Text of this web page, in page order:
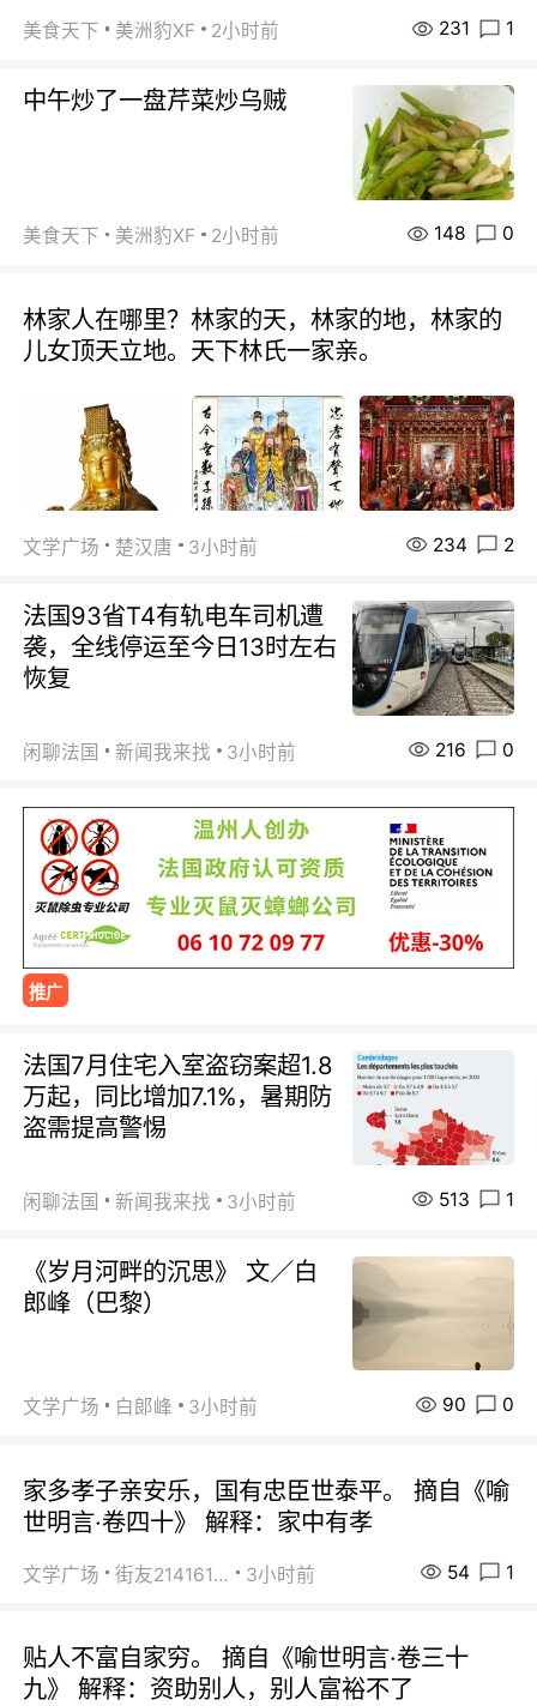
美食天下 美洲豹XF 2小时前 231 1
中午炒了一盘芹菜炒乌贼
美食天下 美洲豹XF 2小时前 148 0
林家人在哪里？林家的天，林家的地，林家的
儿女顶天立地。天下林氏一家亲。
文学广场 楚汉唐 3小时前 234 2
法国93省T4有轨电车司机遭
袭，全线停运至今日13时左右
恢复
闲聊法国 新闻我来找 3小时前 216 0
推广
法国7月住宅入室盗窃案超1.8
万起，同比增加7.1%，暑期防
盗需提高警惕
闲聊法国 新闻我来找 3小时前 513 1
《岁月河畔的沉思》 文／白
郎峰（巴黎）
文学广场 白郞峰 3小时前 90 0
家多孝子亲安乐，国有忠臣世泰平。 摘自《喻
世明言·卷四十》 解释：家中有孝
文学广场 街友21416156 3小时前 54 1
贴人不富自家穷。 摘自《喻世明言·卷三十
九》 解释：资助别人，别人富裕不了